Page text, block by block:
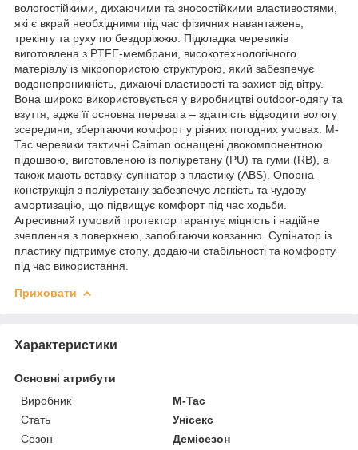
вологостійкими, дихаючими та зносостійкими властивостями,
які є вкрай необхідними під час фізичних навантажень,
трекінгу та руху по бездоріжжю. Підкладка черевиків
виготовлена з PTFE-мембрани, високотехнологічного
матеріалу із мікропористою структурою, який забезпечує
водонепроникність, дихаючі властивості та захист від вітру.
Вона широко використовується у виробництві outdoor-одягу та
взуття, адже її основна перевага – здатність відводити вологу
зсередини, зберігаючи комфорт у різних погодних умовах. М-
Тас черевики тактичні Caiman оснащені двокомпонентною
підошвою, виготовленою із поліуретану (PU) та гуми (RB), а
також мають вставку-супінатор з пластику (ABS). Опорна
конструкція з поліуретану забезпечує легкість та чудову
амортизацію, що підвищує комфорт під час ходьби.
Агресивний гумовий протектор гарантує міцність і надійне
зчеплення з поверхнею, запобігаючи ковзанню. Супінатор із
пластику підтримує стопу, додаючи стабільності та комфорту
під час використання.
Приховати
Характеристики
Основні атрибути
Виробник
M-Tac
Стать
Унісекс
Сезон
Демісезон